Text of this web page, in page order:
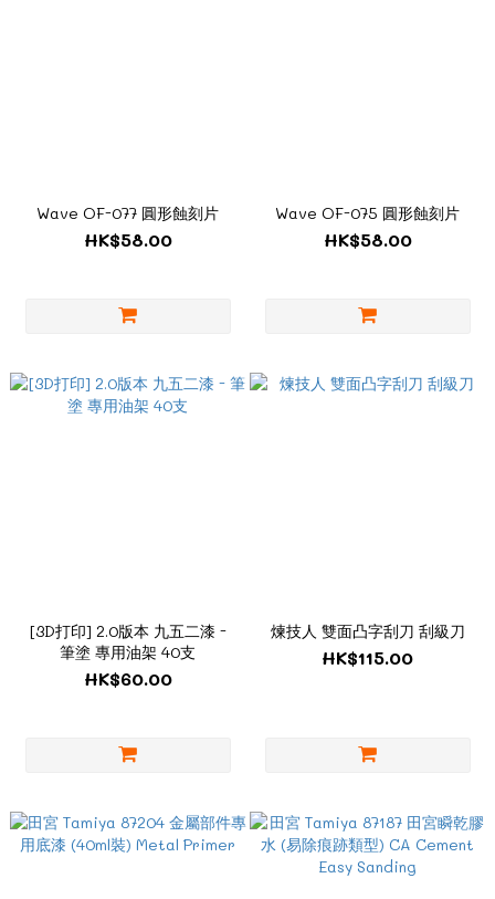
Wave OF-077 圓形蝕刻片
HK$58.00
Wave OF-075 圓形蝕刻片
HK$58.00
[3D打印] 2.0版本 九五二漆 -
筆塗 專用油架 40支
HK$60.00
煉技人 雙面凸字刮刀 刮級刀
HK$115.00